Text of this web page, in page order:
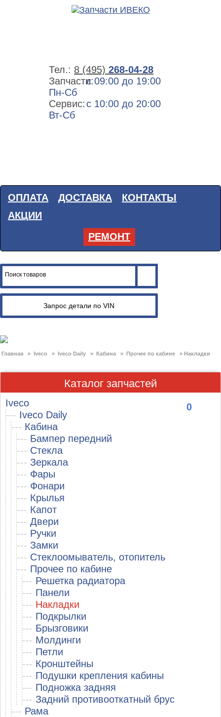
Тел.: 8 (495) 268-04-28
Запчасти:с 09:00 до 19:00
Пн-Сб
Сервис:с 10:00 до 20:00
Вт-Сб
ОПЛАТА ДОСТАВКА
КОНТАКТЫ
АКЦИИ
РЕМОНТ
Главная » Iveco » Iveco Daily » Кабина » Прочее по кабине » Накладки
Каталог запчастей
Iveco
--- Iveco Daily
--- Кабина
--- Бампер передний
--- Стекла
--- Зеркала
--- Фары
--- Фонари
--- Крылья
--- Капот
--- Двери
--- Ручки
--- Замки
--- Стеклоомыватель, отопитель
--- Прочее по кабине
--- Решетка радиатора
--- Панели
--- Накладки
--- Подкрылки
--- Брызговики
--- Молдинги
--- Петли
--- Кронштейны
--- Подушки крепления кабины
--- Подножка задняя
--- Задний противооткатный брус
--- Рама
0